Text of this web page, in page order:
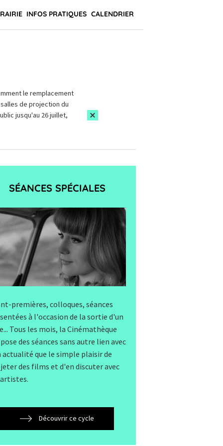
INFOS PRATIQUES CALENDRIER
le remplacement
de projection du
jusqu'au 26 juillet,
SÉANCES SPÉCIALES
premières, colloques, séances
à l'occasion de la sortie d'un
Tous les mois, la Cinémathèque
des séances sans autre lien avec
actualité que le simple plaisir de
des films et d'en discuter avec
Découvrir ce cycle